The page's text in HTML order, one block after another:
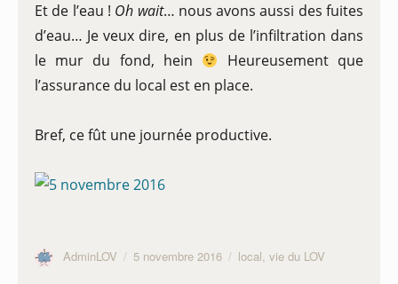
Et de l’eau ! Oh wait… nous avons aussi des fuites
d’eau… Je veux dire, en plus de l’infiltration dans
le mur du fond, hein
Heureusement que
l’assurance du local est en place.
Bref, ce fût une journée productive.
Auteur
AdminLOV
Publié
5 novembre 2016 Catégories
local, vie du LOV